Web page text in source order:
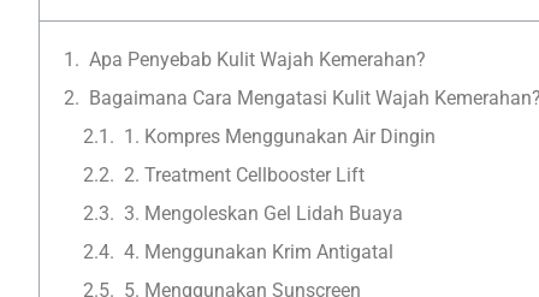
Apa Penyebab Kulit Wajah Kemerahan?
Bagaimana Cara Mengatasi Kulit Wajah
1. Kompres Menggunakan Air Dingin
2. Treatment Cellbooster Lift
3. Mengoleskan Gel Lidah Buaya
4. Menggunakan Krim Antigatal
5. Menggunakan Sunscreen